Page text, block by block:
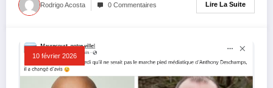
Rodrigo Acosta 0 Commentaires Lire La Suite
10 février 2026